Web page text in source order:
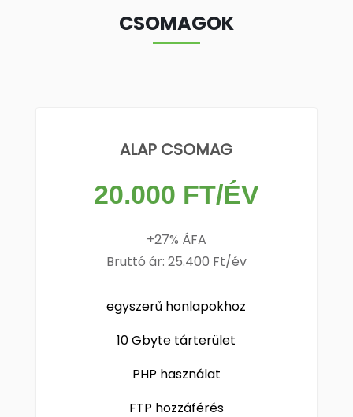
CSOMAGOK
ALAP CSOMAG
20.000 FT/ÉV
+27% ÁFA
Bruttó ár: 25.400 Ft/év
egyszerű honlapokhoz
10 Gbyte tárterület
PHP használat
FTP hozzáférés